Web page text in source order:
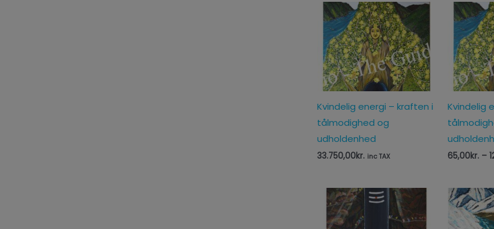
Kvindelig energi – kraften i
tålmodighed og
udholdenhed
33.750,00kr. inc TAX
Kvindelig
65,00kr. –
Prisinterval:
65,00kr.
til
125,00kr.